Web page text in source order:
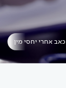
כאב אחרי יחסי מין